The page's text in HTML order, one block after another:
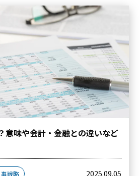
意味や会計・金融との違いなど
事戦略 2025.09.05